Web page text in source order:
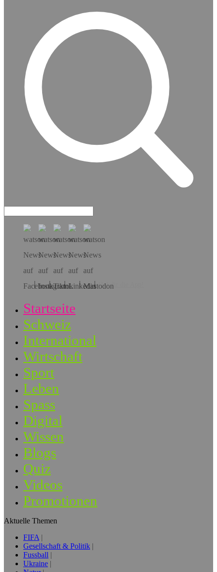
Hol dir die App!
Startseite
Schweiz
International
Wirtschaft
Sport
Leben
Spass
Digital
Wissen
Blogs
Quiz
Videos
Promotionen
Aktuelle Themen
FIFA
Gesellschaft & Politik
Fussball
Ukraine